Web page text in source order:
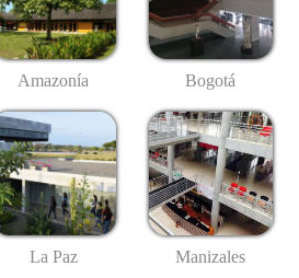
Amazonía Bogotá
La Paz Manizales